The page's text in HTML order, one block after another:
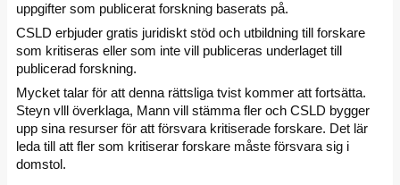
uppgifter som publicerat forskning baserats på.
CSLD erbjuder gratis juridiskt stöd och utbildning till forskare
som kritiseras eller som inte vill publiceras underlaget till
publicerad forskning.
Mycket talar för att denna rättsliga tvist kommer att fortsätta.
Steyn vlll överklaga, Mann vill stämma fler och CSLD bygger
upp sina resurser för att försvara kritiserade forskare. Det lär
leda till att fler som kritiserar forskare måste försvara sig i
domstol.